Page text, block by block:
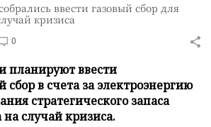
ввести газовый сбор для
кризиса
0
планируют ввести
в счета за электроэнергию
стратегического запаса
случай кризиса.